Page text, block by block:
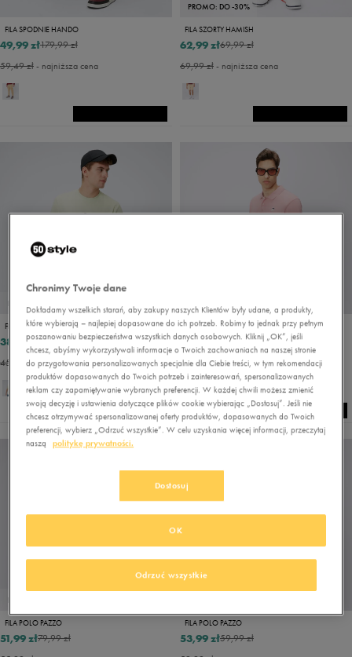
FILA SPODNIE HANDO
179,99 zł
49,99 zł
59,49 zł- najniższa cena
PROMO: DO -30%
FILA SZORTY HAMISH
69,99 zł
62,99 zł
69,99 zł- najniższa cena
FILA T-SHIRT HYATT
69,99 zł
38,49 zł
45,49 zł- najniższa cena
FILA POLO OPPI
69,99 zł
52,49 zł
55,99 zł- najniższa cena
FILA POLO PAZZO
79,99 zł
51,99 zł
FILA POLO PAZZO
59,99 zł
53,99 zł
Chronimy Twoje dane
Dokładamy wszelkich starań, aby zakupy naszych Klientów były udane, a produkty,
które wybierają – najlepiej dopasowane do ich potrzeb. Robimy to jednak przy pełnym
poszanowaniu bezpieczeństwa wszystkich danych osobowych. Kliknij „OK”, jeśli
chcesz, abyśmy wykorzystywali informacje o Twoich zachowaniach na naszej stronie
do przygotowania personalizowanych specjalnie dla Ciebie treści, w tym rekomendacji
produktów dopasowanych do Twoich potrzeb i zainteresowań, spersonalizowanych
reklam czy zapamiętywanie wybranych preferencji. W każdej chwili możesz zmienić
swoją decyzję i ustawienia dotyczące plików cookie wybierając „Dostosuj”. Jeśli nie
chcesz otrzymywać spersonalizowanej oferty produktów, dopasowanych do Twoich
preferencji, wybierz „Odrzuć wszystkie”. W celu uzyskania więcej informacji, przeczytaj
naszą
politykę prywatności.
Dostosuj
Odrzuć wszystkie
OK